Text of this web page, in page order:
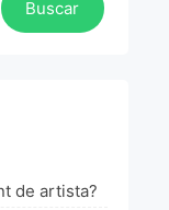
de artista?